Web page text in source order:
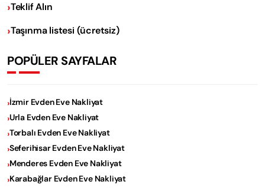
Teklif Alın
Taşınma listesi (ücretsiz)
POPÜLER SAYFALAR
İzmir Evden Eve Nakliyat
Urla Evden Eve Nakliyat
Torbalı Evden Eve Nakliyat
Seferihisar Evden Eve Nakliyat
Menderes Evden Eve Nakliyat
Karabağlar Evden Eve Nakliyat